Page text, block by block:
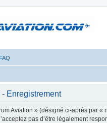
FAQ
Enregistrement
Aviation » (désigné ci-après par
pas d’être légalement